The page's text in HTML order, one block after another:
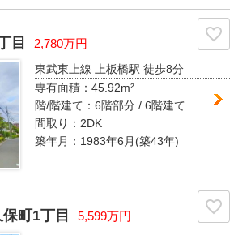
目 2,780万円
東武東上線 上板橋駅徒歩8分
専有面積：45.92m²
階/階建て：6階部分 / 6階建て
間取り： 2DK
築年月：1983年6月(築43年)
町1丁目 5,599万円